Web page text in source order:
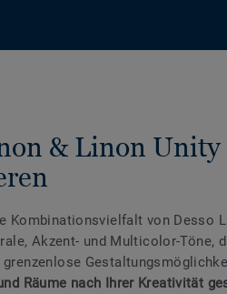
& Linon Unity
Kombinationsvielfalt von Desso
Akzent- und Multicolor-Töne,
grenzenlose
Räume nach Ihrer Kreativität